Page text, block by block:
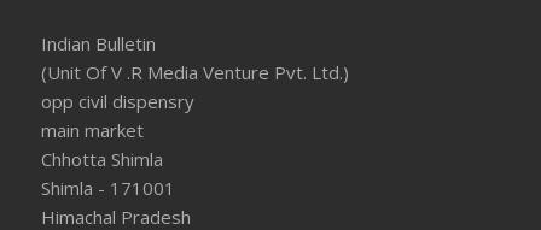
Indian Bulletin
(Unit Of V .R Media Venture Pvt. Ltd.)
opp civil dispensry
main market
Chhotta Shimla
Shimla - 171001
Himachal Pradesh